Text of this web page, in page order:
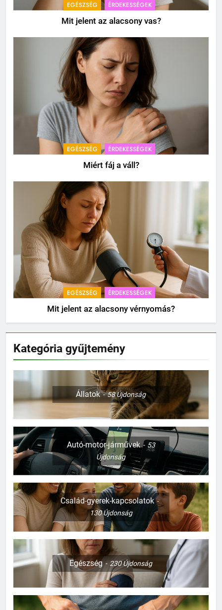
EGÉSZSÉG ÉRDEKESSÉGEK
Mit jelent az alacsony vas?
EGÉSZSÉG ÉRDEKESSÉGEK
Miért fáj a váll?
EGÉSZSÉG ÉRDEKESSÉGEK
Mit jelent az alacsony vérnyomás?
Kategória gyűjtemény
Állatok 58Újdonság
Autó-motor-járművek
53
Újdonság
Család-gyerek-kapcsolatok
130Újdonság
Egészség 230Újdonság